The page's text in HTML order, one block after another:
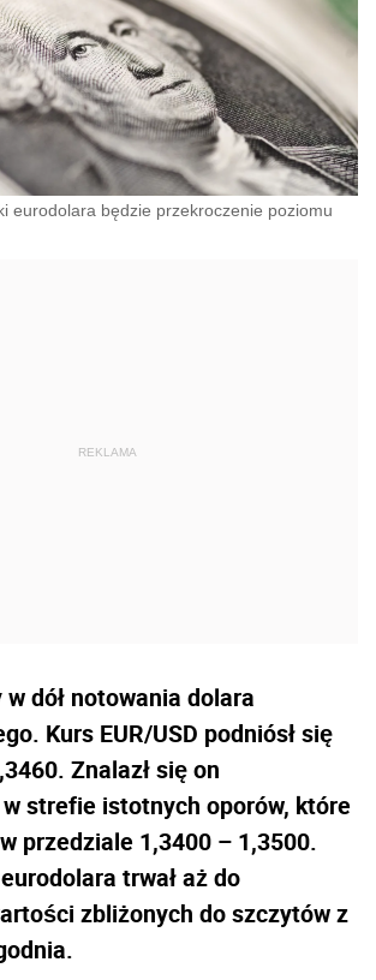
eurodolara będzie przekroczenie poziomu
w dół notowania dolara
Kurs EUR/USD podniósł się
Znalazł się on
strefie istotnych oporów, które
przedziale 1,3400 – 1,3500.
trwał aż do
zbliżonych do szczytów z